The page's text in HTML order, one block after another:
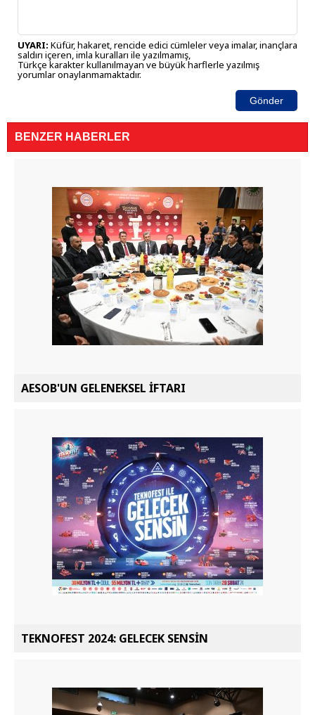
UYARI: Küfür, hakaret, rencide edici cümleler veya imalar, inançlara
saldırı içeren, imla kuralları ile yazılmamış,
Türkçe karakter kullanılmayan ve büyük harflerle yazılmış
yorumlar onaylanmamaktadır.
Gönder
BENZER HABERLER
AESOB'UN GELENEKSEL İFTARI
TEKNOFEST 2024: GELECEK SENSİN